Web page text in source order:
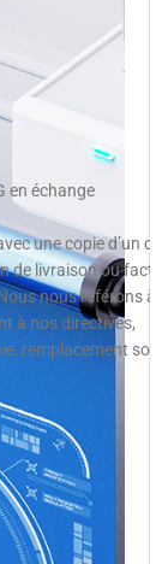
en échange
une copie d’un
de livraison ou
nous référons à
à nos directives,
remplacement